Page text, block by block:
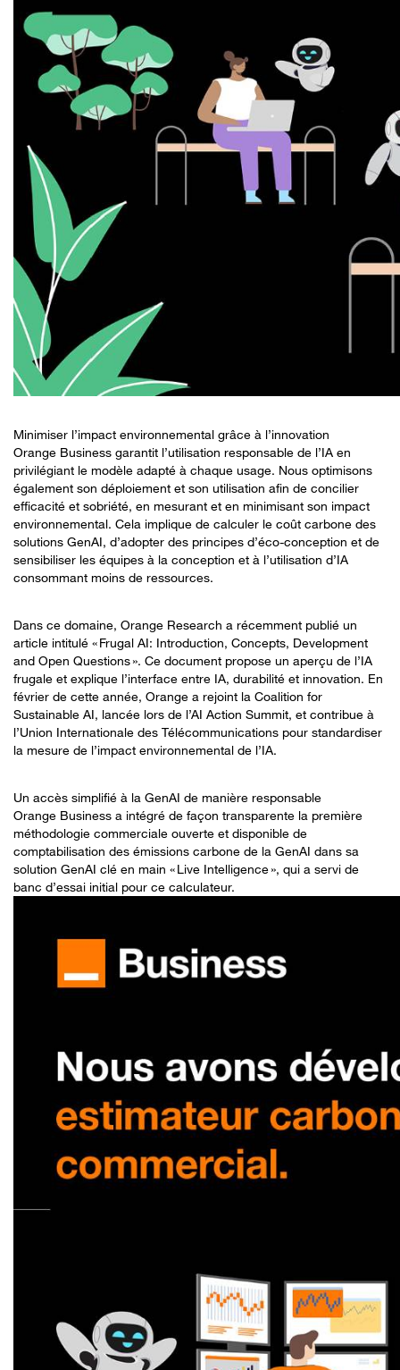
Minimiser l’impact environnemental grâce à l’innovation
Orange Business garantit l’utilisation responsable de l’IA en
privilégiant le modèle adapté à chaque usage. Nous optimisons
également son déploiement et son utilisation afin de concilier
efficacité et sobriété, en mesurant et en minimisant son impact
environnemental. Cela implique de calculer le coût carbone des
solutions GenAI, d’adopter des principes d’éco-conception et de
sensibiliser les équipes à la conception et à l’utilisation d’IA
consommant moins de ressources.
Dans ce domaine, Orange Research a récemment publié un
article intitulé « Frugal AI: Introduction, Concepts, Development
and Open Questions ». Ce document propose un aperçu de l’IA
frugale et explique l’interface entre IA, durabilité et innovation. En
février de cette année, Orange a rejoint la Coalition for
Sustainable AI, lancée lors de l’AI Action Summit, et contribue à
l’Union Internationale des Télécommunications pour standardiser
la mesure de l’impact environnemental de l’IA.
Un accès simplifié à la GenAI de manière responsable
Orange Business a intégré de façon transparente la première
méthodologie commerciale ouverte et disponible de
comptabilisation des émissions carbone de la GenAI dans sa
solution GenAI clé en main « Live Intelligence », qui a servi de
banc d’essai initial pour ce calculateur.